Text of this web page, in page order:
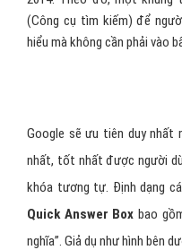
(Công cụ tìm kiếm) để
hiểu mà không cần phải vào
Google sẽ ưu tiên duy
nhất, tốt nhất được người
khóa tương tự. Định dạng
Quick Answer Box bao
nghĩa”. Giả dụ như hình bên